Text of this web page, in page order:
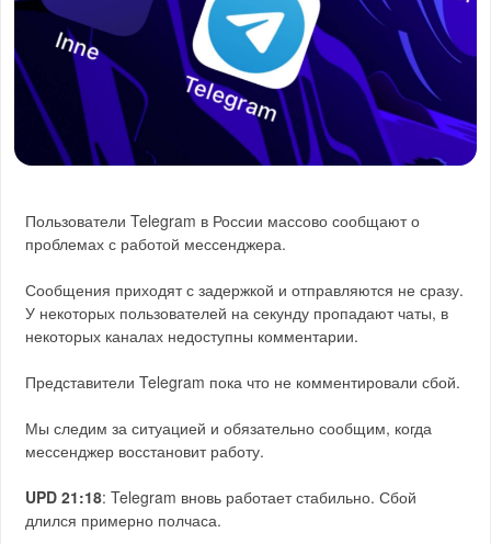
Пользователи Telegram в России массово сообщают о
проблемах с работой мессенджера.
Сообщения приходят с задержкой и отправляются не сразу.
У некоторых пользователей на секунду пропадают чаты, в
некоторых каналах недоступны комментарии.
Представители Telegram пока что не комментировали сбой.
Мы следим за ситуацией и обязательно сообщим, когда
мессенджер восстановит работу.
UPD 21:18: Telegram вновь работает стабильно. Сбой
длился примерно полчаса.